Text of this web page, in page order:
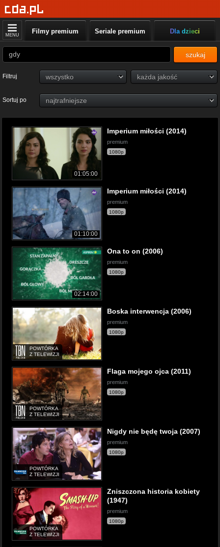
MENU Filmy premium Seriale premium Dla dzieci
szukaj
Filtruj
Sortuj po
01:05:00
Imperium miłości (2014)
premium
1080p
01:10:00
Imperium miłości (2014)
premium
1080p
02:14:00
Ona to on (2006)
premium
1080p
POWTÓRKA
Z TELEWIZJI
Boska interwencja (2006)
premium
1080p
POWTÓRKA
Z TELEWIZJI
Flaga mojego ojca (2011)
premium
1080p
POWTÓRKA
Z TELEWIZJI
Nigdy nie będę twoja (2007)
premium
1080p
POWTÓRKA
Z TELEWIZJI
Zniszczona historia kobiety
(1947)
premium
1080p